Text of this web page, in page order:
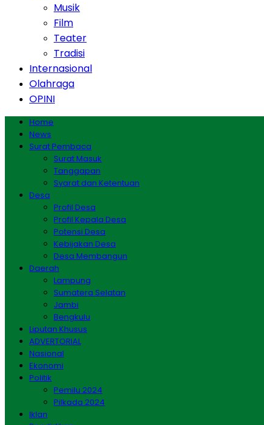
Musik
Film
Teater
Tradisi
Internasional
Olahraga
OPINI
Home
News
Surat Pembaca
Surat Masuk
Tanggapan
Syarat dan Ketentuan
Desa
Profil Desa
Profil Kepala Desa
Potensi Desa
Kebijakan Desa
Desa Membangun
Daerah
Lampung
Sumatera Selatan
Jambi
Bengkulu
Liputan Khusus
ADVERTORIAL
Nasional
Ekonomi
Politik
Pemilu 2024
Pilkada 2024
Iklan